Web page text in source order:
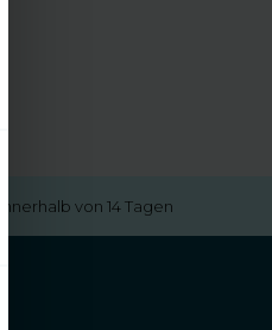
innerhalb von 14 Tagen